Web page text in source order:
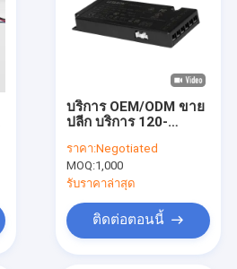
บริการ OEM/ODM ขาย
ปลีก บริการ 120-
LED Driver 60W 80W
90W สําหรับการส่อง
แสงในห้อง
ราคา:Negotiated
MOQ:1,000
รับราคาล่าสุด
ติดต่อตอนนี้